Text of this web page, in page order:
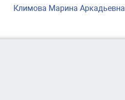
Климова Марина Аркадьевна